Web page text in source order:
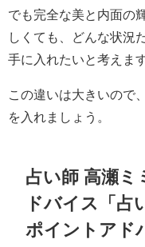
でも完全な美と内面の
しくても、どんな状況
手に入れたいと考えます
この違いは大きいので
を入れましょう。
占い師 高瀬ミ
ドバイス「占
ポイントアド